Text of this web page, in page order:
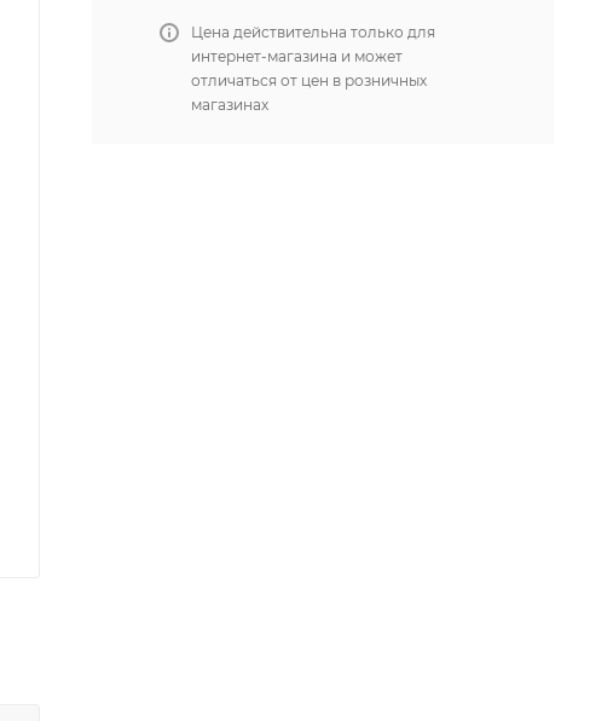
Цена действительна только для
интернет-магазина и может
отличаться от цен в розничных
магазинах